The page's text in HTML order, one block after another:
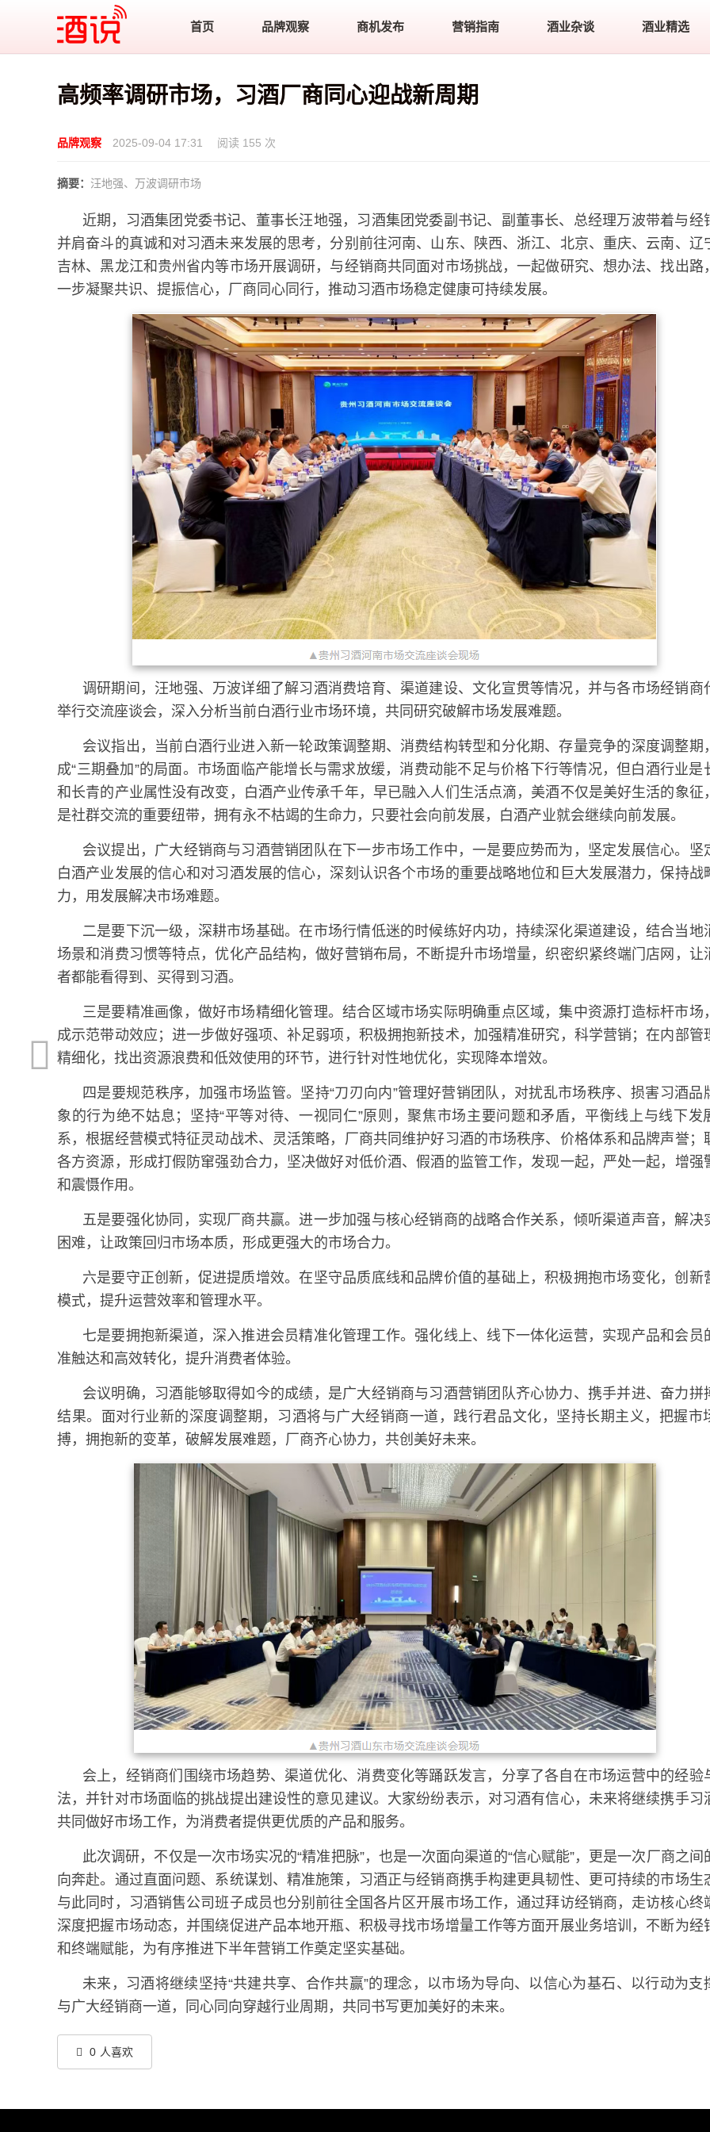
酒说
首页 品牌观察 商机发布 营销指南 酒业杂谈 酒业精选
高频率调研市场，习酒厂商同心迎战新周期
品牌观察 2025-09-04 17:31 阅读 155 次
摘要： 汪地强、万波调研市场
近期，习酒集团党委书记、董事长汪地强，习酒集团党委副书记、副董事长、总经理万波带着与经
并肩奋斗的真诚和对习酒未来发展的思考，分别前往河南、山东、陕西、浙江、北京、重庆、云南、辽
吉林、黑龙江和贵州省内等市场开展调研，与经销商共同面对市场挑战，一起做研究、想办法、找出路
一步凝聚共识、提振信心，厂商同心同行，推动习酒市场稳定健康可持续发展。
调研期间，汪地强、万波详细了解习酒消费培育、渠道建设、文化宣贯等情况，并与各市场经销商
举行交流座谈会，深入分析当前白酒行业市场环境，共同研究破解市场发展难题。
会议指出，当前白酒行业进入新一轮政策调整期、消费结构转型和分化期、存量竞争的深度调整期
成“三期叠加”的局面。市场面临产能增长与需求放缓，消费动能不足与价格下行等情况，但白酒行业是
和长青的产业属性没有改变，白酒产业传承千年，早已融入人们生活点滴，美酒不仅是美好生活的象征
是社群交流的重要纽带，拥有永不枯竭的生命力，只要社会向前发展，白酒产业就会继续向前发展。
会议提出，广大经销商与习酒营销团队在下一步市场工作中，一是要应势而为，坚定发展信心。坚
白酒产业发展的信心和对习酒发展的信心，深刻认识各个市场的重要战略地位和巨大发展潜力，保持战
力，用发展解决市场难题。
二是要下沉一级，深耕市场基础。在市场行情低迷的时候练好内功，持续深化渠道建设，结合当地
场景和消费习惯等特点，优化产品结构，做好营销布局，不断提升市场增量，织密织紧终端门店网，让
者都能看得到、买得到习酒。
三是要精准画像，做好市场精细化管理。结合区域市场实际明确重点区域，集中资源打造标杆市场
成示范带动效应；进一步做好强项、补足弱项，积极拥抱新技术，加强精准研究，科学营销；在内部管
精细化，找出资源浪费和低效使用的环节，进行针对性地优化，实现降本增效。
四是要规范秩序，加强市场监管。坚持“刀刃向内”管理好营销团队，对扰乱市场秩序、损害习酒品
象的行为绝不姑息；坚持“平等对待、一视同仁”原则，聚焦市场主要问题和矛盾，平衡线上与线下发
系，根据经营模式特征灵动战术、灵活策略，厂商共同维护好习酒的市场秩序、价格体系和品牌声誉；
各方资源，形成打假防窜强劲合力，坚决做好对低价酒、假酒的监管工作，发现一起，严处一起，增强
和震慑作用。
五是要强化协同，实现厂商共赢。进一步加强与核心经销商的战略合作关系，倾听渠道声音，解决
困难，让政策回归市场本质，形成更强大的市场合力。
六是要守正创新，促进提质增效。在坚守品质底线和品牌价值的基础上，积极拥抱市场变化，创新
模式，提升运营效率和管理水平。
七是要拥抱新渠道，深入推进会员精准化管理工作。强化线上、线下一体化运营，实现产品和会员
准触达和高效转化，提升消费者体验。
会议明确，习酒能够取得如今的成绩，是广大经销商与习酒营销团队齐心协力、携手并进、奋力拼
结果。面对行业新的深度调整期，习酒将与广大经销商一道，践行君品文化，坚持长期主义，把握市
搏，拥抱新的变革，破解发展难题，厂商齐心协力，共创美好未来。
会上，经销商们围绕市场趋势、渠道优化、消费变化等踊跃发言，分享了各自在市场运营中的经验
法，并针对市场面临的挑战提出建设性的意见建议。大家纷纷表示，对习酒有信心，未来将继续携手习
共同做好市场工作，为消费者提供更优质的产品和服务。
此次调研，不仅是一次市场实况的“精准把脉”，也是一次面向渠道的“信心赋能”，更是一次厂商之间
向奔赴。通过直面问题、系统谋划、精准施策，习酒正与经销商携手构建更具韧性、更可持续的市场生
与此同时，习酒销售公司班子成员也分别前往全国各片区开展市场工作，通过拜访经销商，走访核心终
深度把握市场动态，并围绕促进产品本地开瓶、积极寻找市场增量工作等方面开展业务培训，不断为经
和终端赋能，为有序推进下半年营销工作奠定坚实基础。
未来，习酒将继续坚持“共建共享、合作共赢”的理念，以市场为导向、以信心为基石、以行动为支
与广大经销商一道，同心同向穿越行业周期，共同书写更加美好的未来。
0 人喜欢